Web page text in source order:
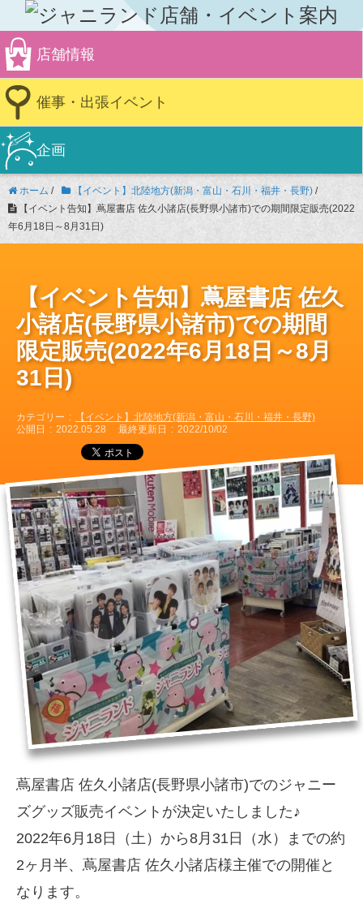
店舗情報
催事・出張イベント
企画
ホーム / 【イベント】北陸地方(新潟・富山・石川・福井・長野) /
【イベント告知】蔦屋書店 佐久小諸店(長野県小諸市)での期間限定販売(2022
年6月18日～8月31日)
【イベント告知】蔦屋書店 佐久
小諸店(長野県小諸市)での期間
限定販売(2022年6月18日～8月
31日)
カテゴリー
【イベント】北陸地方(新潟・富山・石川・福井・長野)
公開日
2022.05.28 最終更新日 2022/10/02
蔦屋書店 佐久小諸店(長野県小諸市)でのジャニー
ズグッズ販売イベントが決定いたしました♪
2022年6月18日（土）から8月31日（水）までの約
2ヶ月半、蔦屋書店 佐久小諸店様主催での開催と
なります。